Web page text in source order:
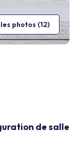
photos (12)
de salle